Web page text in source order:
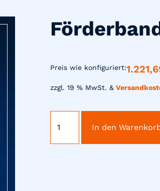
Preis wie konfiguriert:
zzgl. 19 % MwSt. &
In den